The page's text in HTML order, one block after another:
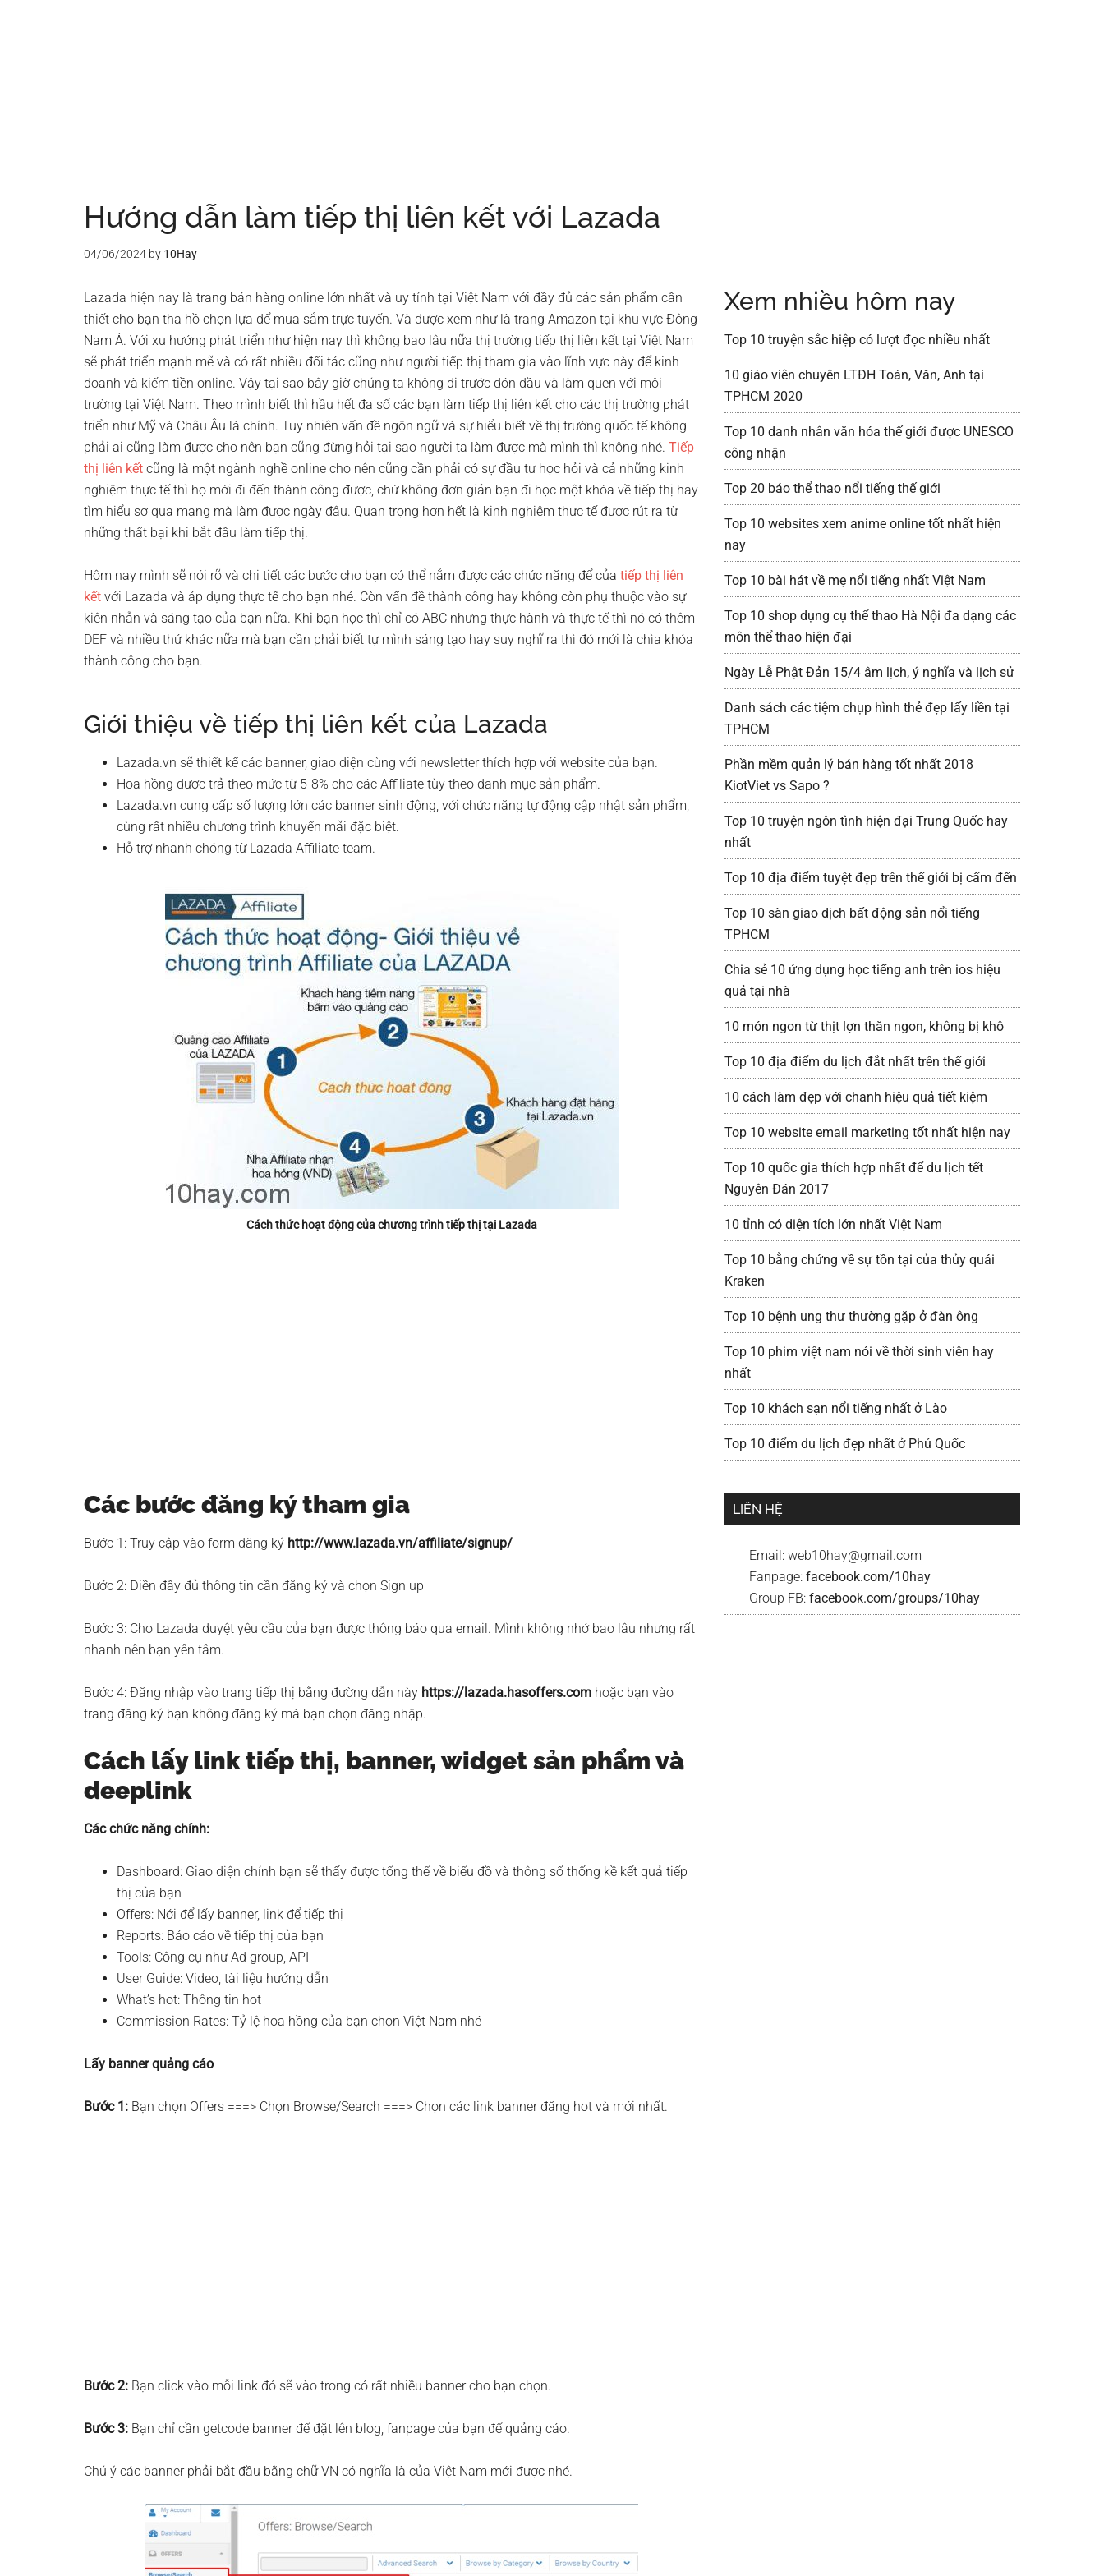
Hướng dẫn làm tiếp thị liên kết với Lazada
04/06/2024 by 10Hay
Lazada hiện nay là trang bán hàng online lớn nhất và uy tính tại Việt Nam với đầy đủ các sản phẩm cần
thiết cho bạn tha hồ chọn lựa để mua sắm trực tuyến. Và được xem như là trang Amazon tại khu vực Đông
Nam Á. Với xu hướng phát triển như hiện nay thì không bao lâu nữa thị trường tiếp thị liên kết tại Việt Nam
sẽ phát triển mạnh mẽ và có rất nhiều đối tác cũng như người tiếp thị tham gia vào lĩnh vực này để kinh
doanh và kiếm tiền online. Vậy tại sao bây giờ chúng ta không đi trước đón đầu và làm quen với môi
trường tại Việt Nam. Theo mình biết thì hầu hết đa số các bạn làm tiếp thị liên kết cho các thị trường phát
triển như Mỹ và Châu Âu là chính. Tuy nhiên vấn đề ngôn ngữ và sự hiểu biết về thị trường quốc tế không
phải ai cũng làm được cho nên bạn cũng đừng hỏi tại sao người ta làm được mà mình thì không nhé. Tiếp
thị liên kết cũng là một ngành nghề online cho nên cũng cần phải có sự đầu tư học hỏi và cả những kinh
nghiệm thực tế thì họ mới đi đến thành công được, chứ không đơn giản bạn đi học một khóa về tiếp thị hay
tìm hiểu sơ qua mạng mà làm được ngày đâu. Quan trọng hơn hết là kinh nghiệm thực tế được rút ra từ
những thất bại khi bắt đầu làm tiếp thị.
Hôm nay mình sẽ nói rõ và chi tiết các bước cho bạn có thể nắm được các chức năng để của tiếp thị liên
kết với Lazada và áp dụng thực tế cho bạn nhé. Còn vấn đề thành công hay không còn phụ thuộc vào sự
kiên nhẫn và sáng tạo của bạn nữa. Khi bạn học thì chỉ có ABC nhưng thực hành và thực tế thì nó có thêm
DEF và nhiều thứ khác nữa mà bạn cần phải biết tự mình sáng tạo hay suy nghĩ ra thì đó mới là chìa khóa
thành công cho bạn.
Giới thiệu về tiếp thị liên kết của Lazada
Lazada.vn sẽ thiết kế các banner, giao diện cùng với newsletter thích hợp với website của bạn.
Hoa hồng được trả theo mức từ 5-8% cho các Affiliate tùy theo danh mục sản phẩm.
Lazada.vn cung cấp số lượng lớn các banner sinh động, với chức năng tự động cập nhật sản phẩm,
cùng rất nhiều chương trình khuyến mãi đặc biệt.
Hỗ trợ nhanh chóng từ Lazada Affiliate team.
Cách thức hoạt động của chương trình tiếp thị tại Lazada
Các bước đăng ký tham gia
Bước 1: Truy cập vào form đăng ký http://www.lazada.vn/affiliate/signup/
Bước 2: Điền đầy đủ thông tin cần đăng ký và chọn Sign up
Bước 3: Cho Lazada duyệt yêu cầu của bạn được thông báo qua email. Mình không nhớ bao lâu nhưng rất
nhanh nên bạn yên tâm.
Bước 4: Đăng nhập vào trang tiếp thị bằng đường dẫn này https://lazada.hasoffers.com hoặc bạn vào
trang đăng ký bạn không đăng ký mà bạn chọn đăng nhập.
Cách lấy link tiếp thị, banner, widget sản phẩm và
deeplink
Các chức năng chính:
Dashboard: Giao diện chính bạn sẽ thấy được tổng thể về biểu đồ và thông số thống kề kết quả tiếp
thị của bạn
Offers: Nới để lấy banner, link để tiếp thị
Reports: Báo cáo về tiếp thị của bạn
Tools: Công cụ như Ad group, API
User Guide: Video, tài liệu hướng dẫn
What’s hot: Thông tin hot
Commission Rates: Tỷ lệ hoa hồng của bạn chọn Việt Nam nhé
Lấy banner quảng cáo
Bước 1: Bạn chọn Offers ===> Chọn Browse/Search ===> Chọn các link banner đăng hot và mới nhất.
Bước 2: Bạn click vào mỗi link đó sẽ vào trong có rất nhiều banner cho bạn chọn.
Bước 3: Bạn chỉ cần getcode banner để đặt lên blog, fanpage của bạn để quảng cáo.
Chú ý các banner phải bắt đầu bằng chữ VN có nghĩa là của Việt Nam mới được nhé.
Xem nhiều hôm nay
Top 10 truyện sắc hiệp có lượt đọc nhiều nhất
10 giáo viên chuyên LTĐH Toán, Văn, Anh tại
TPHCM 2020
Top 10 danh nhân văn hóa thế giới được UNESCO
công nhận
Top 20 báo thể thao nổi tiếng thế giới
Top 10 websites xem anime online tốt nhất hiện
nay
Top 10 bài hát về mẹ nổi tiếng nhất Việt Nam
Top 10 shop dụng cụ thể thao Hà Nội đa dạng các
môn thể thao hiện đại
Ngày Lễ Phật Đản 15/4 âm lịch, ý nghĩa và lịch sử
Danh sách các tiệm chụp hình thẻ đẹp lấy liền tại
TPHCM
Phần mềm quản lý bán hàng tốt nhất 2018
KiotViet vs Sapo ?
Top 10 truyện ngôn tình hiện đại Trung Quốc hay
nhất
Top 10 địa điểm tuyệt đẹp trên thế giới bị cấm đến
Top 10 sàn giao dịch bất động sản nổi tiếng
TPHCM
Chia sẻ 10 ứng dụng học tiếng anh trên ios hiệu
quả tại nhà
10 món ngon từ thịt lợn thăn ngon, không bị khô
Top 10 địa điểm du lịch đắt nhất trên thế giới
10 cách làm đẹp với chanh hiệu quả tiết kiệm
Top 10 website email marketing tốt nhất hiện nay
Top 10 quốc gia thích hợp nhất để du lịch tết
Nguyên Đán 2017
10 tỉnh có diện tích lớn nhất Việt Nam
Top 10 bằng chứng về sự tồn tại của thủy quái
Kraken
Top 10 bệnh ung thư thường gặp ở đàn ông
Top 10 phim việt nam nói về thời sinh viên hay
nhất
Top 10 khách sạn nổi tiếng nhất ở Lào
Top 10 điểm du lịch đẹp nhất ở Phú Quốc
LIÊN HỆ
Email: web10hay@gmail.com
Fanpage: facebook.com/10hay
Group FB: facebook.com/groups/10hay